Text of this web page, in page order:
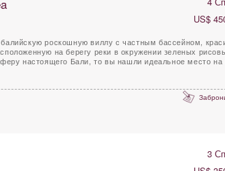
US$
роскошную виллу с частным бассейном,
на берегу реки в окружении зеленых
настоящего Бали, то вы нашли идеальное место на
3